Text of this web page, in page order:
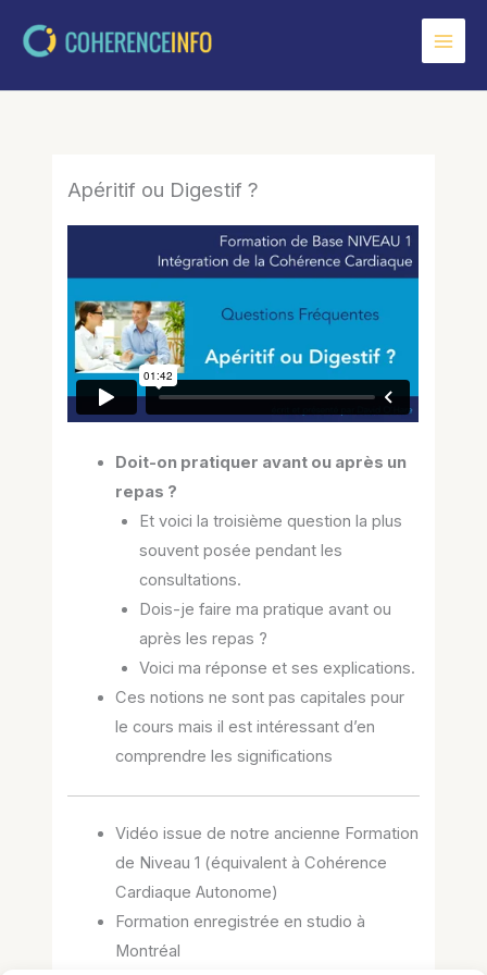
Apéritif ou Digestif ?
Doit-on pratiquer avant ou après un
repas ?
Et voici la troisième question la plus
souvent posée pendant les
consultations.
Dois-je faire ma pratique avant ou
après les repas ?
Voici ma réponse et ses explications.
Ces notions ne sont pas capitales pour
le cours mais il est intéressant d’en
comprendre les significations
Vidéo issue de notre ancienne Formation
de Niveau 1 (équivalent à Cohérence
Cardiaque Autonome)
Formation enregistrée en studio à
Montréal